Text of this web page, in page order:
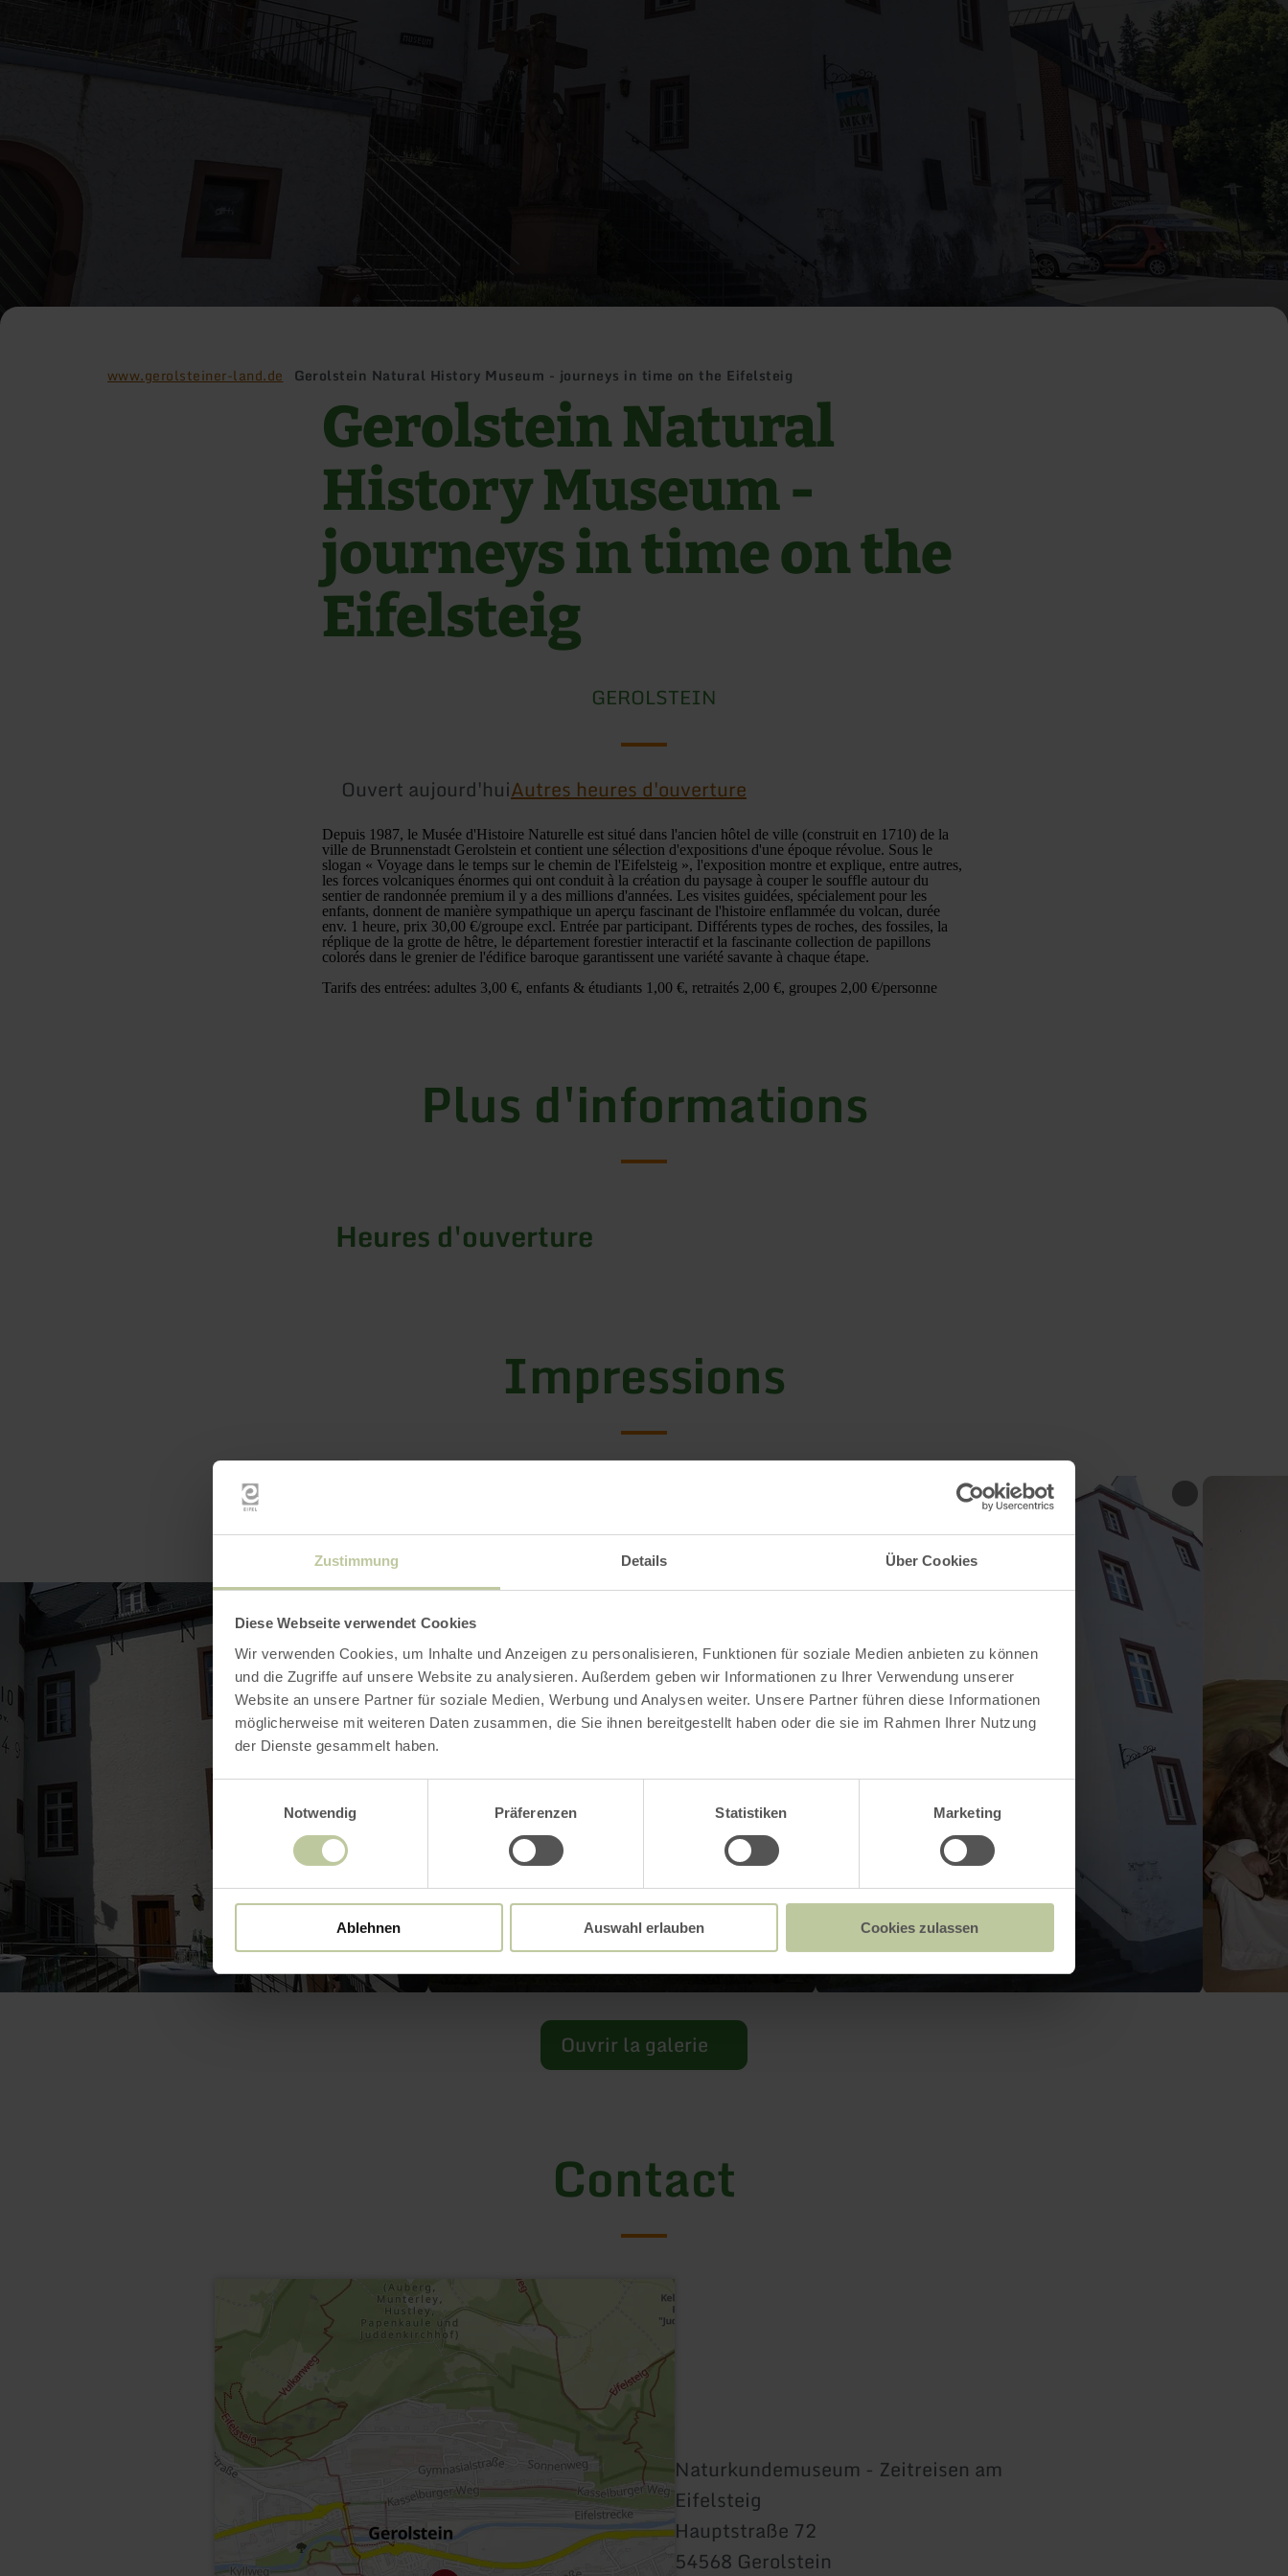
Zustimmung Details Über Cookies
Diese Webseite verwendet Cookies
Wir verwenden Cookies, um Inhalte und Anzeigen zu personalisieren, Funktionen für soziale Medien anbieten zu können
und die Zugriffe auf unsere Website zu analysieren. Außerdem geben wir Informationen zu Ihrer Verwendung unserer
Website an unsere Partner für soziale Medien, Werbung und Analysen weiter. Unsere Partner führen diese Informationen
möglicherweise mit weiteren Daten zusammen, die Sie ihnen bereitgestellt haben oder die sie im Rahmen Ihrer Nutzung
der Dienste gesammelt haben.
Notwendig
Präferenzen Statistiken Marketing
Ablehnen Auswahl erlauben Cookies zulassen
www.gerolsteiner-land.de Gerolstein Natural History Museum - journeys in time on the Eifelsteig
Gerolstein Natural
History Museum -
journeys in time on the
Eifelsteig
GEROLSTEIN
Ouvert aujourd'huiAutres heures d'ouverture
Depuis 1987, le Musée d'Histoire Naturelle est situé dans l'ancien hôtel de ville (construit en 1710) de la
ville de Brunnenstadt Gerolstein et contient une sélection d'expositions d'une époque révolue. Sous le
slogan « Voyage dans le temps sur le chemin de l'Eifelsteig », l'exposition montre et explique, entre autres,
les forces volcaniques énormes qui ont conduit à la création du paysage à couper le souffle autour du
sentier de randonnée premium il y a des millions d'années. Les visites guidées, spécialement pour les
enfants, donnent de manière sympathique un aperçu fascinant de l'histoire enflammée du volcan, durée
env. 1 heure, prix 30,00 €/groupe excl. Entrée par participant. Différents types de roches, des fossiles, la
réplique de la grotte de hêtre, le département forestier interactif et la fascinante collection de papillons
colorés dans le grenier de l'édifice baroque garantissent une variété savante à chaque étape.
Tarifs des entrées: adultes 3,00 €, enfants & étudiants 1,00 €, retraités 2,00 €, groupes 2,00 €/personne
Plus d'informations
Heures d'ouverture
Impressions
Ouvrir la galerie
Contact
Naturkundemuseum - Zeitreisen am
Eifelsteig
Hauptstraße 72
54568 Gerolstein